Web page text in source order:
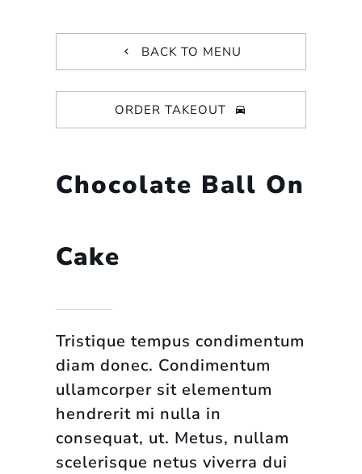
BACK TO MENU
ORDER TAKEOUT
Chocolate Ball On
Cake
Tristique tempus condimentum
diam donec. Condimentum
ullamcorper sit elementum
hendrerit mi nulla in
consequat, ut. Metus, nullam
scelerisque netus viverra dui